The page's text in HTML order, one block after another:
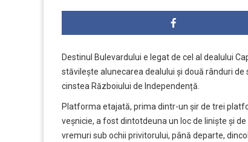
Destinul Bulevardului e legat de cel al dealului
stăvilește alunecarea dealului și două rânduri
cinstea Războiului de Independență.
Platforma etajată, prima dintr-un șir de trei
veșnicie, a fost dintotdeuna un loc de liniște și
vremuri sub ochii privitorului, până departe,